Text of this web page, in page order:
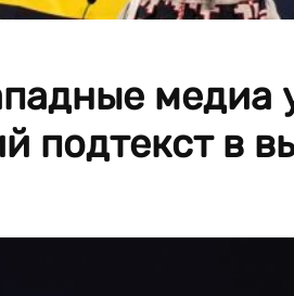
медиа
подтекст в